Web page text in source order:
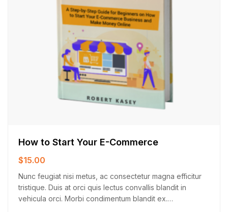
How to Start Your E-Commerce
$15.00
Nunc feugiat nisi metus, ac consectetur magna efficitur
tristique. Duis at orci quis lectus convallis blandit in
vehicula orci. Morbi condimentum blandit ex.